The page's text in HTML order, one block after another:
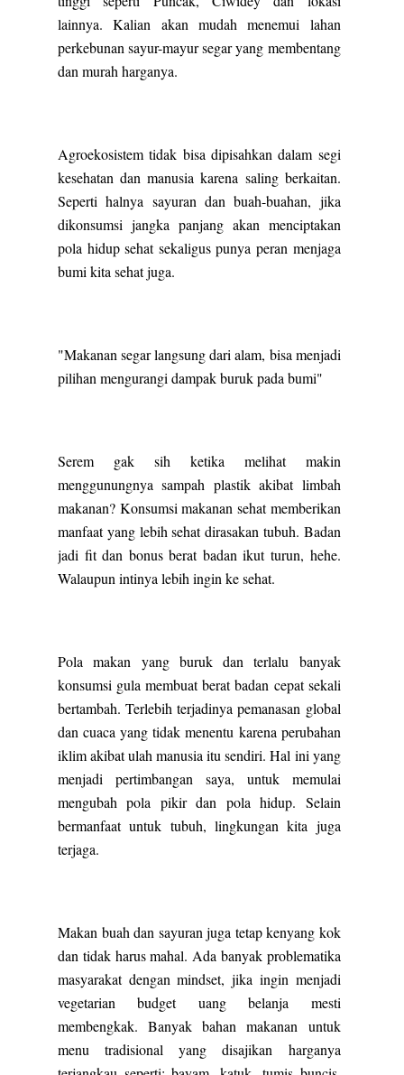
lainnya. Kalian akan mudah menemui lahan
perkebunan sayur-mayur segar yang membentang
dan murah harganya.
Agroekosistem tidak bisa dipisahkan dalam segi
kesehatan dan manusia karena saling berkaitan.
Seperti halnya sayuran dan buah-buahan, jika
dikonsumsi jangka panjang akan menciptakan
pola hidup sehat sekaligus punya peran menjaga
bumi kita sehat juga.
"Makanan segar langsung dari alam, bisa menjadi
pilihan mengurangi dampak buruk pada bumi"
Serem gak sih ketika melihat makin
menggunungnya sampah plastik akibat limbah
makanan? Konsumsi makanan sehat memberikan
manfaat yang lebih sehat dirasakan tubuh. Badan
jadi fit dan bonus berat badan ikut turun, hehe.
Walaupun intinya lebih ingin ke sehat.
Pola makan yang buruk dan terlalu banyak
konsumsi gula membuat berat badan cepat sekali
bertambah. Terlebih terjadinya pemanasan global
dan cuaca yang tidak menentu karena perubahan
iklim akibat ulah manusia itu sendiri. Hal ini yang
menjadi pertimbangan saya, untuk memulai
mengubah pola pikir dan pola hidup. Selain
bermanfaat untuk tubuh, lingkungan kita juga
terjaga.
Makan buah dan sayuran juga tetap kenyang kok
dan tidak harus mahal. Ada banyak problematika
masyarakat dengan mindset, jika ingin menjadi
vegetarian budget uang belanja mesti
membengkak. Banyak bahan makanan untuk
menu tradisional yang disajikan harganya